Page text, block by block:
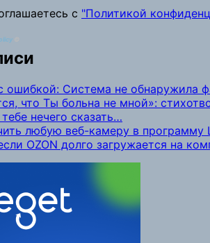
с "Политикой
ошибкой: Система не обнаружила
что Ты больна не мной»:
нечего сказать…
любую веб-камеру в программу
OZON долго загружается на